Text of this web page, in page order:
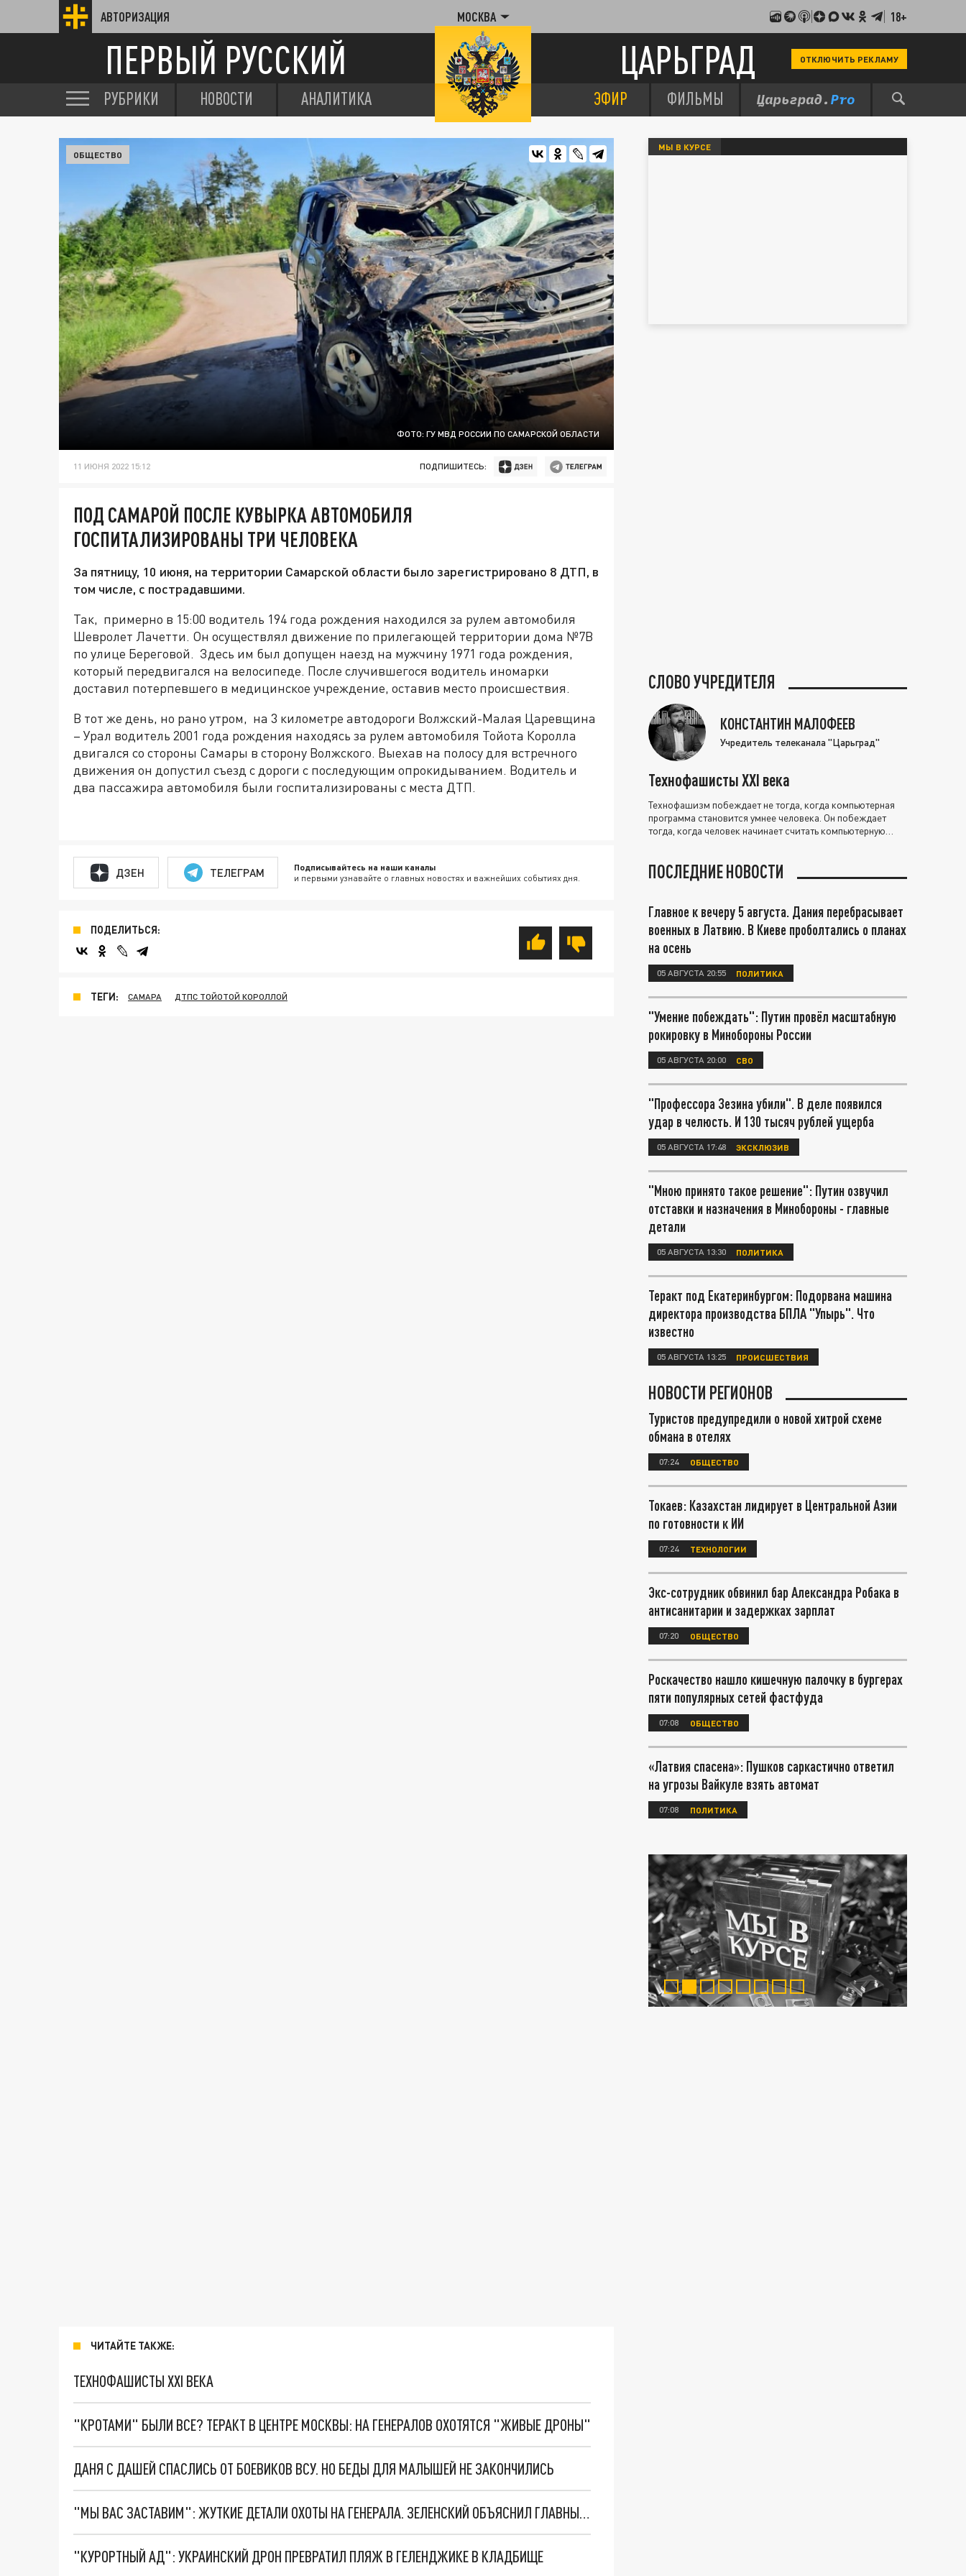
АВТОРИЗАЦИЯ МОСКВА 18+
ПЕРВЫЙ РУССКИЙ ЦАРЬГРАД ОТКЛЮЧИТЬ РЕКЛАМУ
РУБРИКИ НОВОСТИ АНАЛИТИКА ЭФИР ФИЛЬМЫ
ФОТО: ГУ МВД РОССИИ ПО САМАРСКОЙ ОБЛАСТИ
ОБЩЕСТВО
11 ИЮНЯ 2022 15:12 ПОДПИШИТЕСЬ:
ПОД САМАРОЙ ПОСЛЕ КУВЫРКА АВТОМОБИЛЯ
ГОСПИТАЛИЗИРОВАНЫ ТРИ ЧЕЛОВЕКА
За пятницу, 10 июня, на территории Самарской области было зарегистрировано 8 ДТП, в
том числе, с пострадавшими.
Так, примерно в 15:00 водитель 194 года рождения находился за рулем автомобиля
Шевролет Лачетти. Он осуществлял движение по прилегающей территории дома №7В
по улице Береговой. Здесь им был допущен наезд на мужчину 1971 года рождения,
который передвигался на велосипеде. После случившегося водитель иномарки
доставил потерпевшего в медицинское учреждение, оставив место происшествия.
В тот же день, но рано утром, на 3 километре автодороги Волжский-Малая Царевщина
– Урал водитель 2001 года рождения находясь за рулем автомобиля Тойота Королла
двигался со стороны Самары в сторону Волжского. Выехав на полосу для встречного
движения он допустил съезд с дороги с последующим опрокидыванием. Водитель и
два пассажира автомобиля были госпитализированы с места ДТП.
ДЗЕН ТЕЛЕГРАМ Подписывайтесь на наши каналы
и первыми узнавайте о главных новостях и важнейших событиях дня.
ПОДЕЛИТЬСЯ:
ТЕГИ: САМАРА ДТПС ТОЙОТОЙ КОРОЛЛОЙ
ЧИТАЙТЕ ТАКЖЕ:
ТЕХНОФАШИСТЫ XXI ВЕКА
"КРОТАМИ" БЫЛИ ВСЕ? ТЕРАКТ В ЦЕНТРЕ МОСКВЫ: НА ГЕНЕРАЛОВ ОХОТЯТСЯ "ЖИВЫЕ ДРОНЫ"
ДАНЯ С ДАШЕЙ СПАСЛИСЬ ОТ БОЕВИКОВ ВСУ. НО БЕДЫ ДЛЯ МАЛЫШЕЙ НЕ ЗАКОНЧИЛИСЬ
"МЫ ВАС ЗАСТАВИМ": ЖУТКИЕ ДЕТАЛИ ОХОТЫ НА ГЕНЕРАЛА. ЗЕЛЕНСКИЙ ОБЪЯСНИЛ ГЛАВНЫЙ СМЫСЛ ТЕРАКТА В ЦЕНТРЕ МОСКВЫ
"КУРОРТНЫЙ АД": УКРАИНСКИЙ ДРОН ПРЕВРАТИЛ ПЛЯЖ В ГЕЛЕНДЖИКЕ В КЛАДБИЩЕ
МЫ В КУРСЕ
СЛОВО УЧРЕДИТЕЛЯ
КОНСТАНТИН МАЛОФЕЕВ
Учредитель телеканала "Царьград"
Технофашисты XXI века
Технофашизм побеждает не тогда, когда компьютерная
программа становится умнее человека. Он побеждает
тогда, когда человек начинает считать компьютерную
ПОСЛЕДНИЕ НОВОСТИ
Главное к вечеру 5 августа. Дания перебрасывает
военных в Латвию. В Киеве проболтались о планах
на осень
05 АВГУСТА 20:55 ПОЛИТИКА
"Умение побеждать": Путин провёл масштабную
рокировку в Минобороны России
05 АВГУСТА 20:00 СВО
"Профессора Зезина убили". В деле появился
удар в челюсть. И 130 тысяч рублей ущерба
05 АВГУСТА 17:48 ЭКСКЛЮЗИВ
"Мною принято такое решение": Путин озвучил
отставки и назначения в Минобороны - главные
детали
05 АВГУСТА 13:30 ПОЛИТИКА
Теракт под Екатеринбургом: Подорвана машина
директора производства БПЛА "Упырь". Что
известно
05 АВГУСТА 13:25 ПРОИСШЕСТВИЯ
НОВОСТИ РЕГИОНОВ
Туристов предупредили о новой хитрой схеме
обмана в отелях
07:24 ОБЩЕСТВО
Токаев: Казахстан лидирует в Центральной Азии
по готовности к ИИ
07:24 ТЕХНОЛОГИИ
Экс-сотрудник обвинил бар Александра Робака в
антисанитарии и задержках зарплат
07:20 ОБЩЕСТВО
Роскачество нашло кишечную палочку в бургерах
пяти популярных сетей фастфуда
07:08 ОБЩЕСТВО
«Латвия спасена»: Пушков саркастично ответил
на угрозы Вайкуле взять автомат
07:08 ПОЛИТИКА